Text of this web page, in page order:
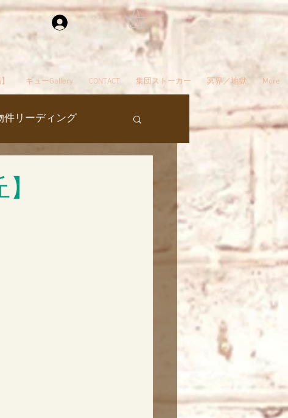
ログイン
ギューGallery CONTACT 集団ストーカー 冥界／地獄 More
件リーディング